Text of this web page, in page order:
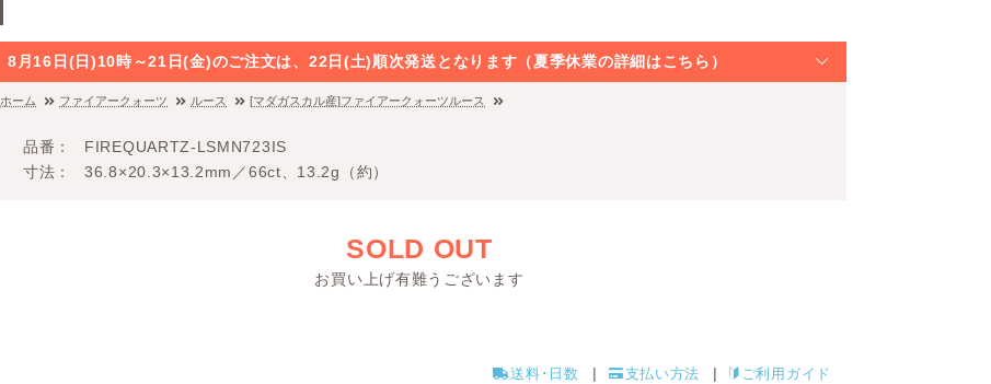
8月16日(日)10時～21日(金)のご注文は、22日(土)順次発送となります（夏季休業の詳細はこちら）
ホーム ファイアークォーツ ルース [マダガスカル産]ファイアークォーツルース
品番
FIREQUARTZ-LSMN723IS
寸法
36.8×20.3×13.2mm／66ct、13.2g（約）
SOLD OUT
お買い上げ有難うございます
送料･日数 支払い方法 ご利用ガイド